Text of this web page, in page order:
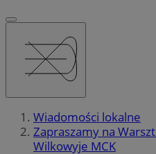
Wiadomości lokalne
Zapraszamy na
Wilkowyje MCK